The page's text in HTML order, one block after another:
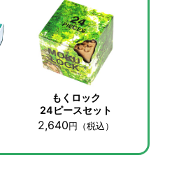
もくロック
24ピースセット
2,640円 （税込）